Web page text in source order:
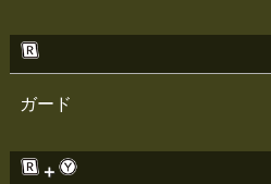
ガード
＋